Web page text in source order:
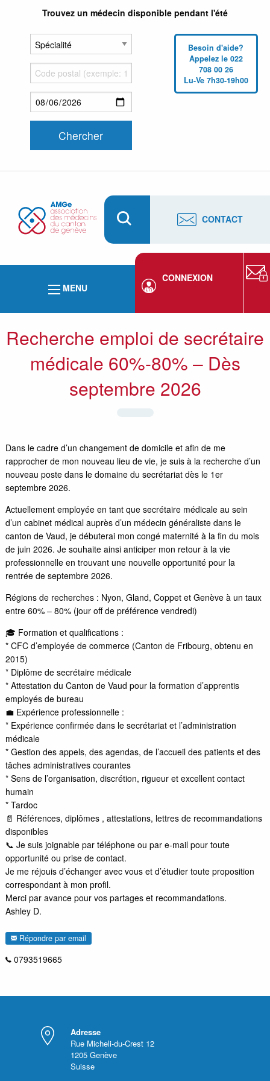
Trouvez un médecin disponible pendant l'été
Besoin d'aide?
Appelez le 022
708 00 26
Lu-Ve 7h30-19h00
CONTACT
MENU
CONNEXION
Recherche emploi de secrétaire
médicale 60%-80% – Dès
septembre 2026
Dans le cadre d’un changement de domicile et afin de me
rapprocher de mon nouveau lieu de vie, je suis à la recherche d’un
nouveau poste dans le domaine du secrétariat dès le 1er
septembre 2026.
Actuellement employée en tant que secrétaire médicale au sein
d’un cabinet médical auprès d’un médecin généraliste dans le
canton de Vaud, je débuterai mon congé maternité à la fin du mois
de juin 2026. Je souhaite ainsi anticiper mon retour à la vie
professionnelle en trouvant une nouvelle opportunité pour la
rentrée de septembre 2026.
Régions de recherches : Nyon, Gland, Coppet et Genève à un taux
entre 60% – 80% (jour off de préférence vendredi)
🎓 Formation et qualifications :
* CFC d’employée de commerce (Canton de Fribourg, obtenu en
2015)
* Diplôme de secrétaire médicale
* Attestation du Canton de Vaud pour la formation d’apprentis
employés de bureau
💼 Expérience professionnelle :
* Expérience confirmée dans le secrétariat et l’administration
médicale
* Gestion des appels, des agendas, de l’accueil des patients et des
tâches administratives courantes
* Sens de l’organisation, discrétion, rigueur et excellent contact
humain
* Tardoc
📄 Références, diplômes , attestations, lettres de recommandations
disponibles
📞 Je suis joignable par téléphone ou par e-mail pour toute
opportunité ou prise de contact.
Je me réjouis d’échanger avec vous et d’étudier toute proposition
correspondant à mon profil.
Merci par avance pour vos partages et recommandations.
Ashley D.
Répondre par email
0793519665
Adresse
Rue Micheli-du-Crest 12
1205 Genève
Suisse